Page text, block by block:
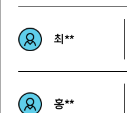
최**
홍**